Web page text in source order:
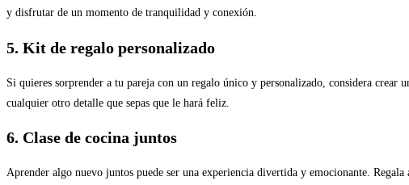
y disfrutar de un momento de tranquilidad y conexión.
5. Kit de regalo personalizado
Si quieres sorprender a tu pareja con un regalo único y personalizado, considera
cualquier otro detalle que sepas que le hará feliz.
6. Clase de cocina juntos
Aprender algo nuevo juntos puede ser una experiencia divertida y emocionante.